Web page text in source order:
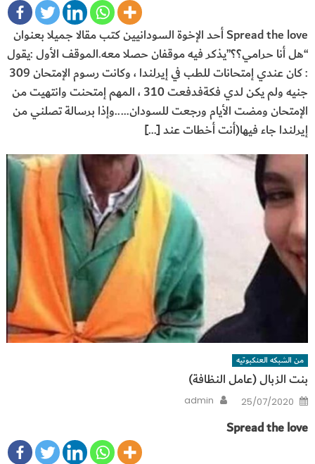
Spread the love أحد الإخوة السودانيين كتب مقالا جميلا بعنوان
“هل أنا حرامي؟؟”يذكر فيه موقفان حصلا معه.الموقف الأول :يقول
: كان عندي إمتحانات للطب في إيرلندا ، وكانت رسوم الإمتحان 309
جنيه ولم يكن لدي فكةفدفعت 310 ، المهم إمتحنت وانتهيت من
الإمتحان ومضت الأيام ورجعت للسودان…..وإذا برسالة تصلني من
إيرلندا جاء فيها(أنت أخطات عند […]
من الشبكه العنكبوتيه
بنت الزبال (عامل النظافة)
Posted
on
25/07/2020
Author
admin
Spread the love